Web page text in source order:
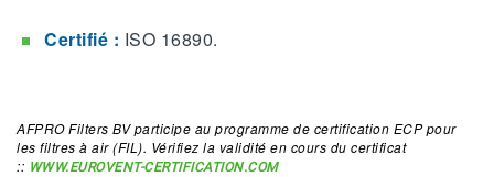
Certifié : ISO 16890.
AFPRO Filters BV participe au programme de certification ECP pour
les filtres à air (FIL). Vérifiez la validité en cours du certificat
:: WWW.EUROVENT-CERTIFICATION.COM